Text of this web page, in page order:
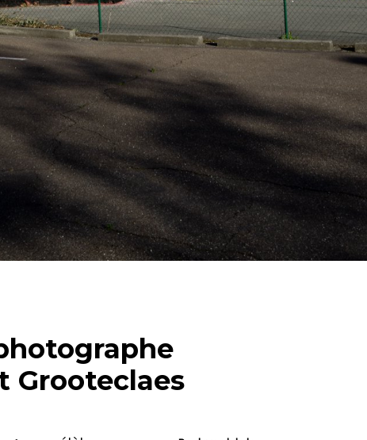
Grooteclaes